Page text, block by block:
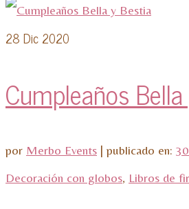
28 Dic 2020
Cumpleaños
por Merbo Events | publicado en:
Decoración con globos, Libros de